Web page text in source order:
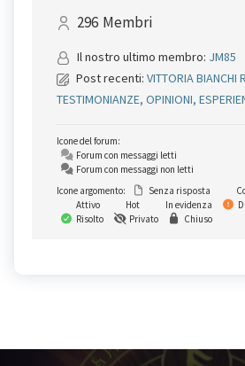
296 Membri
Il nostro ultimo membro: JM85
Post recenti: VITTORIA BIANCHI
TESTIMONIANZE, OPINIONI,
Icone del forum:
Forum con messaggi letti
Forum con messaggi non letti
Icone argomento:
Senza risposta
Attivo
Hot In evidenza
Risolto
Privato Chiuso